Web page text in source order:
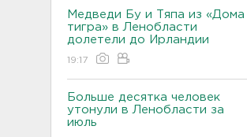
Медведи Бу и Тяпа из «Дома
тигра» в Ленобласти
долетели до Ирландии
19:17
Больше десятка человек
утонули в Ленобласти за
июль